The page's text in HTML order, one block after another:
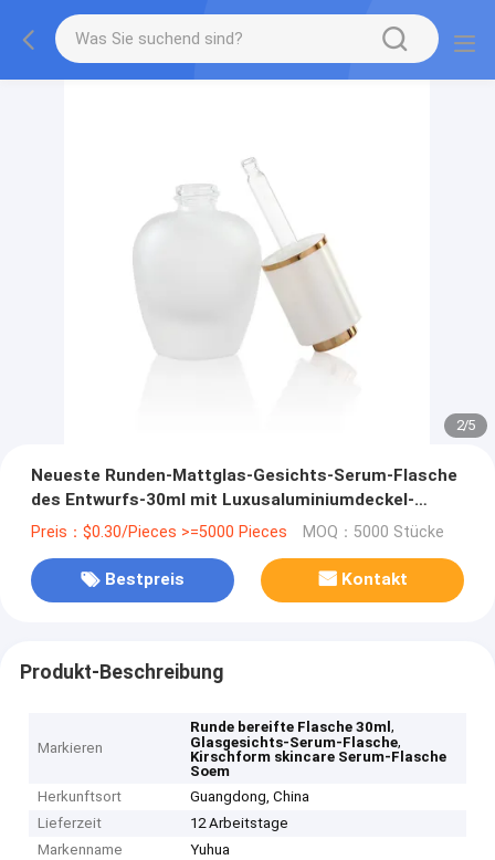
2/5
Neueste Runden-Mattglas-Gesichts-Serum-Flasche
des Entwurfs-30ml mit Luxusaluminiumdeckel-
Cherry Shape Skincare Serum Bottle Soem
Preis：$0.30/Pieces >=5000 Pieces MOQ：5000 Stücke
Bestpreis Kontakt
Produkt-Beschreibung
Markieren
Runde bereifte Flasche 30ml,
Glasgesichts-Serum-Flasche,
Kirschform skincare Serum-Flasche
Soem
Herkunftsort
Guangdong, China
Lieferzeit
12 Arbeitstage
Markenname
Yuhua